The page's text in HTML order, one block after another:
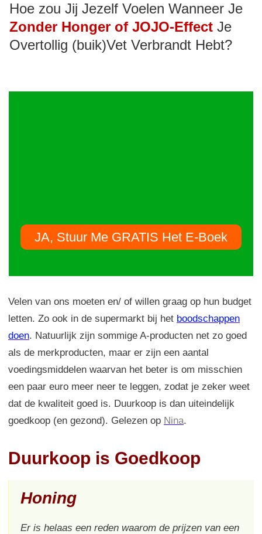
Hoe zou Jij Jezelf Voelen Wanneer Je
Zonder Honger of JOJO-Effect Je
Overtollig (buik)Vet Verbrandt Hebt?
JA, Stuur Me GRATIS Het E-Boek
Velen van ons moeten en/ of willen graag op hun budget
letten. Zo ook in de supermarkt bij het boodschappen
doen. Natuurlijk zijn sommige A-producten net zo goed
als de merkproducten, maar er zijn een aantal
voedingsmiddelen waarvan het beter is om misschien
een paar euro meer neer te leggen, zodat je zeker weet
dat de kwaliteit goed is. Duurkoop is dan uiteindelijk
goedkoop (en gezond). Gelezen op Nina.
Duurkoop is Goedkoop
Honing
Er is helaas een reden waarom de prijzen van een